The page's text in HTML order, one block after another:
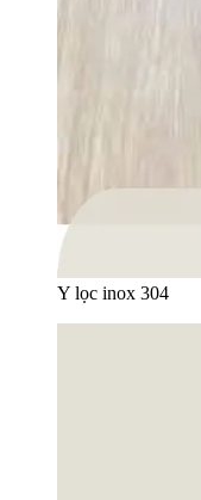
Y lọc inox 304